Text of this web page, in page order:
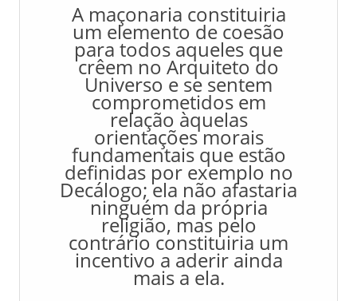
A maçonaria constituiria
um elemento de coesão
para todos aqueles que
crêem no Arquiteto do
Universo e se sentem
comprometidos em
relação àquelas
orientações morais
fundamentais que estão
definidas por exemplo no
Decálogo; ela não afastaria
ninguém da própria
religião, mas pelo
contrário constituiria um
incentivo a aderir ainda
mais a ela.